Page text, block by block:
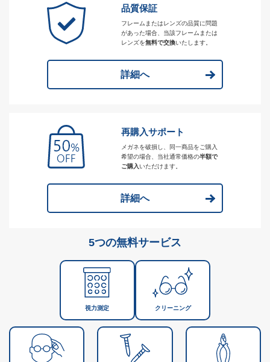
品質保証
フレームまたはレンズの品質に問題
があった場合、当該フレームまたは
レンズを無料で交換いたします。
詳細へ
再購入サポート
メガネを破損し、同一商品をご購入
希望の場合、当社通常価格の半額で
ご購入いただけます。
詳細へ
5つの無料サービス
視力測定 クリーニング